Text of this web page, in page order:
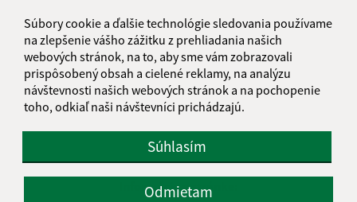
Súbory cookie a ďalšie technológie sledovania používame
na zlepšenie vášho zážitku z prehliadania našich
webových stránok, na to, aby sme vám zobrazovali
prispôsobený obsah a cielené reklamy, na analýzu
návštevnosti našich webových stránok a na pochopenie
toho, odkiaľ naši návštevníci prichádzajú.
Súhlasím
Odmietam
Informácie o stránke: